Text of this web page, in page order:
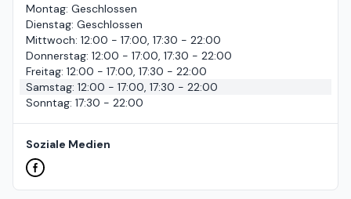
Montag: Geschlossen
Dienstag: Geschlossen
Mittwoch: 12:00 - 17:00, 17:30 - 22:00
Donnerstag: 12:00 - 17:00, 17:30 - 22:00
Freitag: 12:00 - 17:00, 17:30 - 22:00
Samstag: 12:00 - 17:00, 17:30 - 22:00
Sonntag: 17:30 - 22:00
Soziale Medien